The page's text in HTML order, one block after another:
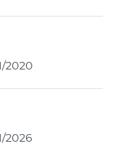
2020
2026